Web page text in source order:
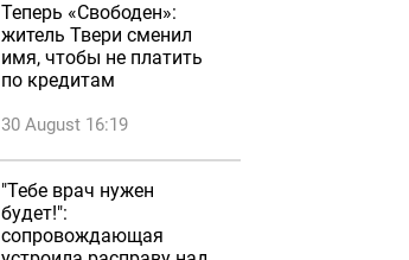
Теперь «Свободен»:
житель Твери сменил
имя, чтобы не платить
по кредитам
30 August 16:19
"Тебе врач нужен
будет!":
сопровождающая